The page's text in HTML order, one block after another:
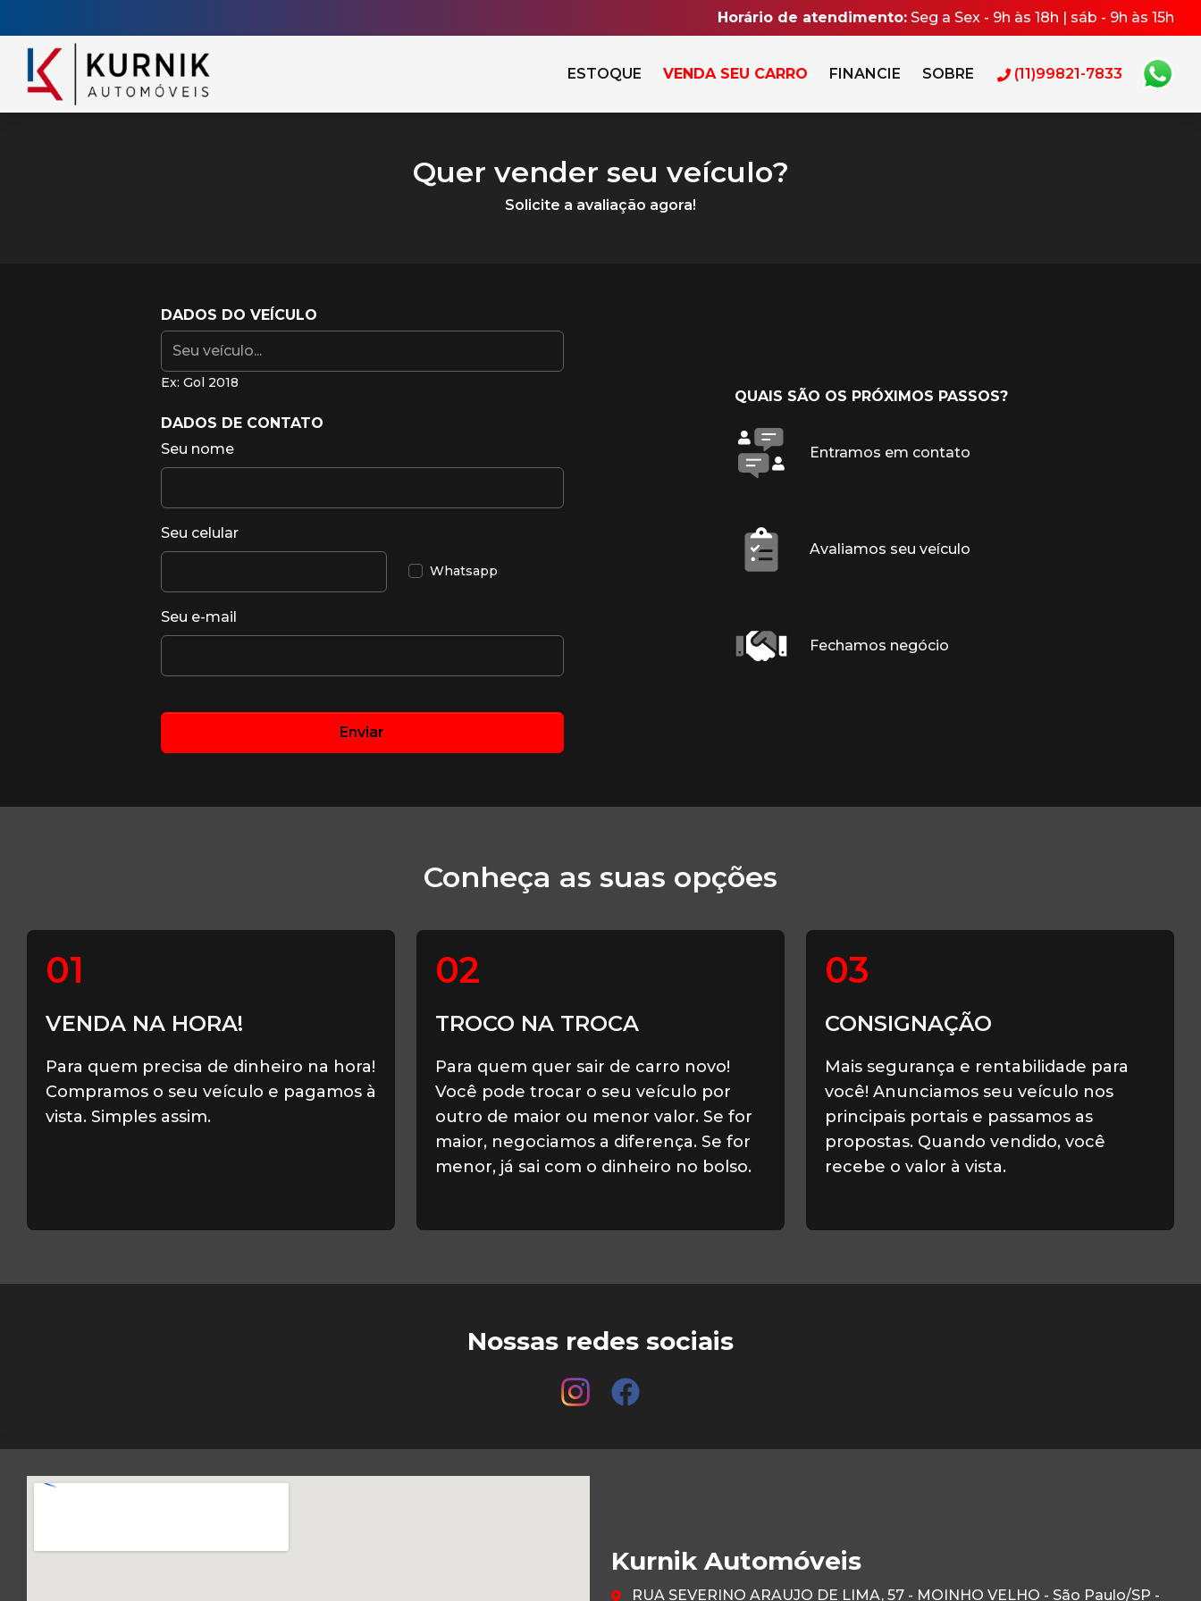
Horário de atendimento: Seg a Sex - 9h às 18h | sáb - 9h às 15h
ESTOQUE VENDA SEU CARRO FINANCIE SOBRE (11)99821-7833
Quer vender seu veículo?
Solicite a avaliação agora!
DADOS DO VEÍCULO
Ex: Gol 2018
DADOS DE CONTATO
Seu nome
Seu celular
Whatsapp
Seu e-mail
Enviar
QUAIS SÃO OS PRÓXIMOS PASSOS?
Entramos em contato
Avaliamos seu veículo
Fechamos negócio
Conheça as suas opções
01
VENDA NA HORA!
Para quem precisa de dinheiro na hora!
Compramos o seu veículo e pagamos à
vista. Simples assim.
02
TROCO NA TROCA
Para quem quer sair de carro novo!
Você pode trocar o seu veículo por
outro de maior ou menor valor. Se for
maior, negociamos a diferença. Se for
menor, já sai com o dinheiro no bolso.
03
CONSIGNAÇÃO
Mais segurança e rentabilidade para
você! Anunciamos seu veículo nos
principais portais e passamos as
propostas. Quando vendido, você
recebe o valor à vista.
Nossas redes sociais
Kurnik Automóveis
RUA SEVERINO ARAUJO DE LIMA, 57 - MOINHO VELHO - São Paulo/SP -